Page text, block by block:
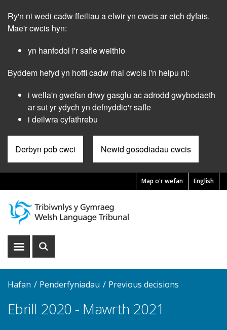
main
Ry'n ni wedi cadw ffeiliau a elwir yn cwcis ar eich dyfais.
Mae'r cwcis hyn:
yn hanfodol i'r safle weithio
Byddem hefyd yn hoffi cadw rhai cwcis i'n helpu ni:
i wella'n gwefan drwy gasglu ac adrodd gwybodaeth
ar sut yr ydych yn defnyddio'r safle
i deilwra cyfathrebu
Derbyn pob cwci Newid gosodiadau cwcis
English
Pre
Header
Menu
Map o'r wefan
DangosDangos
Hafan Penderfyniadau Previous decisions
Ebrill 2020 - Mawrth 2021